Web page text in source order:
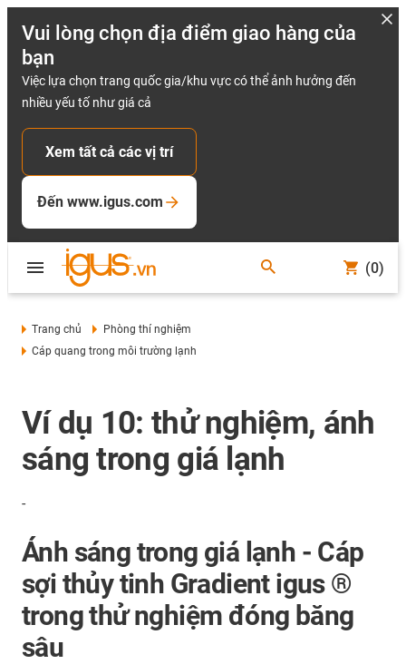
Vui lòng chọn địa điểm giao hàng của
bạn
Việc lựa chọn trang quốc gia/khu vực có thể ảnh hưởng đến
nhiều yếu tố như giá cả
Xem tất cả các vị trí
Đến www.igus.com
(0)
Trang chủ
Phòng thí nghiệm
Cáp quang trong môi trường lạnh
Ví dụ 10: thử nghiệm, ánh
sáng trong giá lạnh
-
Ánh sáng trong giá lạnh - Cáp
sợi thủy tinh Gradient igus ®
trong thử nghiệm đóng băng
sâu